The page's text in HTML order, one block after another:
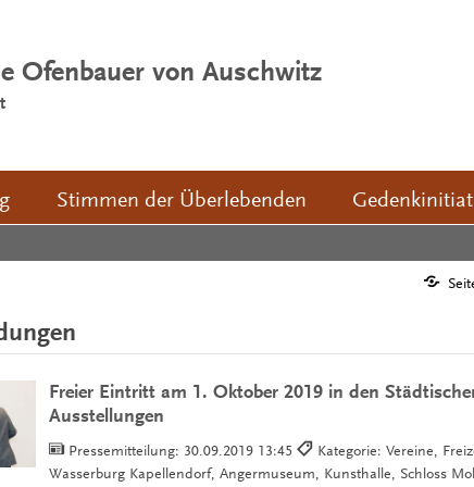
Ofenbauer von Auschwitz
Stimmen der Überlebenden
Freier Eintritt am 1. Oktober 2019 in den
Ausstellungen
Pressemitteilung: 30.09.2019 13:45
Kategorie: Vereine,
Wasserburg Kapellendorf, Angermuseum, Kunsthalle, Schloss